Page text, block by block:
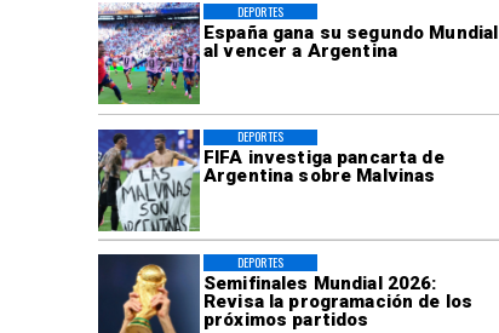
España gana su segundo Mundial
al vencer a Argentina
DEPORTES
FIFA investiga pancarta de
Argentina sobre Malvinas
DEPORTES
Semifinales Mundial 2026:
Revisa la programación de los
próximos partidos
DEPORTES